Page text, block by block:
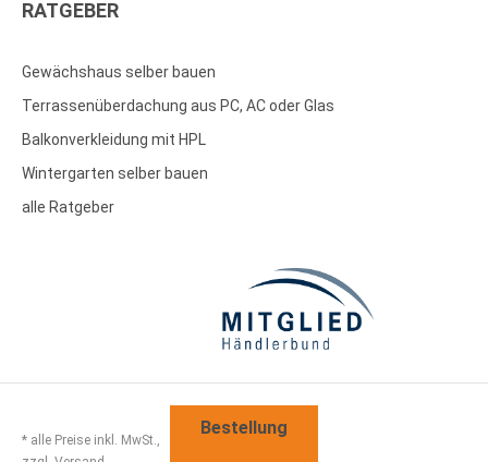
RATGEBER
Gewächshaus selber bauen
Terrassenüberdachung aus PC, AC oder Glas
Balkonverkleidung mit HPL
Wintergarten selber bauen
alle Ratgeber
* alle Preise inkl. MwSt.,
Bestellung